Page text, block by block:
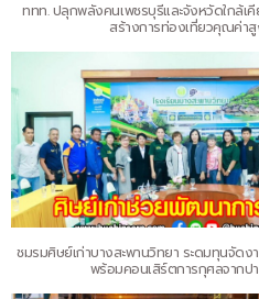
ททท. ปลุกพลังคนเพชรบุรีและจังหวัดใกล้
สร้างการท่องเที่ยวคุณค่า
ชมรมศิษย์เก่าบางสะพานวิทยา ระดมทุนจัด
พร้อมคอนเสิร์ตการกุศลจากป